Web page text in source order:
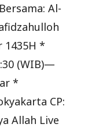
Al-
1435H *
(WIB)—
*
CP:
Allah Live